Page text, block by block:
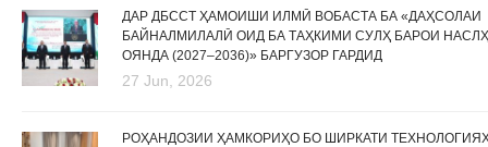
ДАР ДБССТ ҲАМОИШИ ИЛМӢ ВОБАСТА БА «ДАҲСОЛАИ
БАЙНАЛМИЛАЛӢ ОИД БА ТАҲКИМИ СУЛҲ БАРОИ
ОЯНДА (2027–2036)» БАРГУЗОР ГАРДИД
27 Jun, 2026
РОҲАНДОЗИИ ҲАМКОРИҲО БО ШИРКАТИ